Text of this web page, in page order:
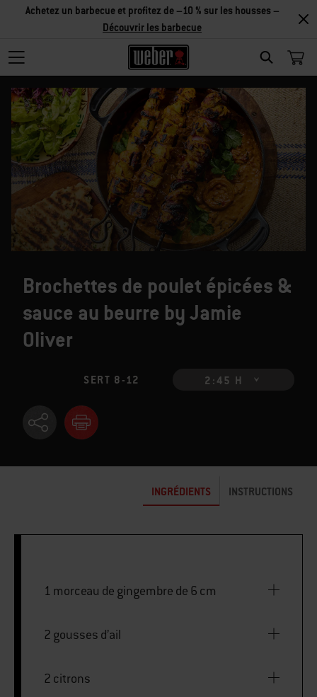
SEARCH
Achetez un barbecue et profitez de –10 % sur les housses –
Découvrir les barbecue
Brochettes de poulet épicées &
sauce au beurre by Jamie
Oliver
SERT 8-12 2:45 H
INGRÉDIENTS INSTRUCTIONS
1 morceau de gingembre de 6 cm
2 gousses d’ail
2 citrons